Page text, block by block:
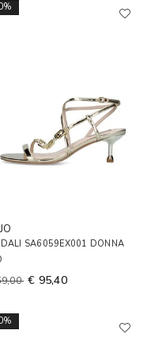
SA6059EX001 DONNA
€ 95,40